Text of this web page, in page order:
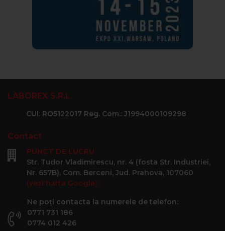
LABOREX S.R.L.
CUI: RO5122017 Reg. Com.: J1994000109298
Contact
PUNCT DE LUCRU
Str. Tudor Vladimirescu, nr. 4 (fosta Str. Industriei,
Nr. 657B), Com. Berceni, Jud. Prahova, 107060
(vezi harta Google)
Ne poți contacta la numerele de telefon:
0771 731 186
0774 012 426